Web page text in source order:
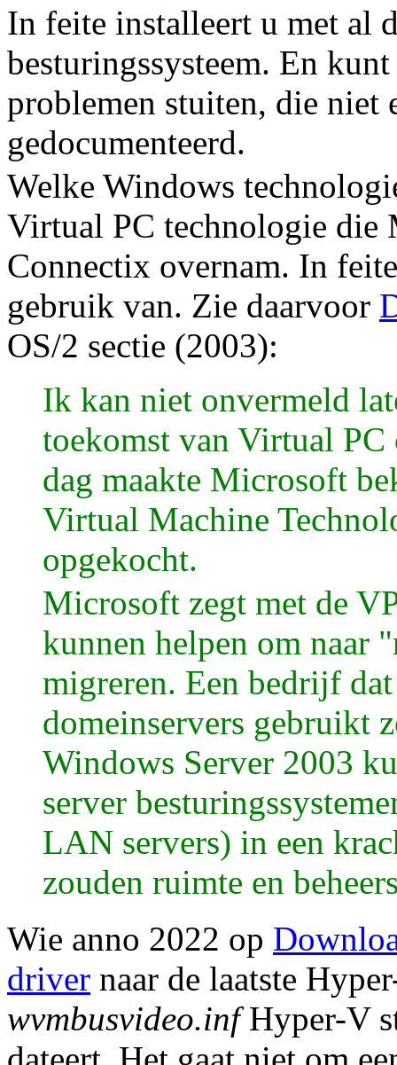
In feite installeert u met al
besturingssysteem. En
problemen stuiten, die niet
gedocumenteerd.
Welke Windows
Virtual PC technologie die
Connectix overnam. In
gebruik van. Zie daarvoor
OS/2 sectie (2003):
Ik kan niet onvermeld
toekomst van Virtual
dag maakte Microsoft
Virtual Machine
opgekocht.
Microsoft zegt met de
kunnen helpen om naar
migreren. Een bedrijf
domeinservers gebruikt
Windows Server 2003
server
LAN servers) in een
zouden ruimte en
Wie anno 2022 op
driver naar de laatste
wvmbusvideo.infHyper-V